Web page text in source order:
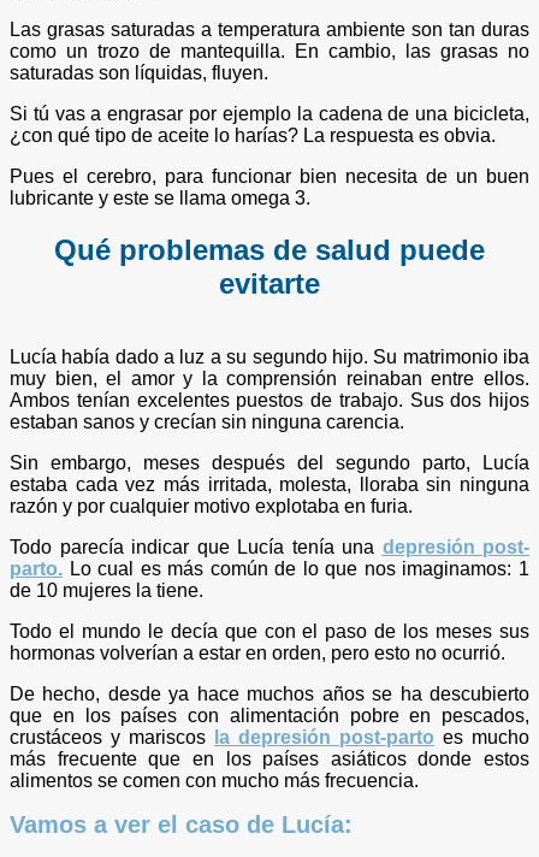
Las grasas saturadas a temperatura ambiente son tan duras
como un trozo de mantequilla. En cambio, las grasas no
saturadas son líquidas, fluyen.
Si tú vas a engrasar por ejemplo la cadena de una bicicleta,
¿con qué tipo de aceite lo harías? La respuesta es obvia.
Pues el cerebro, para funcionar bien necesita de un buen
lubricante y este se llama omega 3.
Qué problemas de salud puede
evitarte
Lucía había dado a luz a su segundo hijo. Su matrimonio iba
muy bien, el amor y la comprensión reinaban entre ellos.
Ambos tenían excelentes puestos de trabajo. Sus dos hijos
estaban sanos y crecían sin ninguna carencia.
Sin embargo, meses después del segundo parto, Lucía
estaba cada vez más irritada, molesta, lloraba sin ninguna
razón y por cualquier motivo explotaba en furia.
Todo parecía indicar que Lucía tenía una depresión post-
parto. Lo cual es más común de lo que nos imaginamos: 1
de 10 mujeres la tiene.
Todo el mundo le decía que con el paso de los meses sus
hormonas volverían a estar en orden, pero esto no ocurrió.
De hecho, desde ya hace muchos años se ha descubierto
que en los países con alimentación pobre en pescados,
crustáceos y mariscos
la depresión post-parto es mucho
más frecuente que en los países asiáticos donde estos
alimentos se comen con mucho más frecuencia.
Vamos a ver el caso de Lucía: